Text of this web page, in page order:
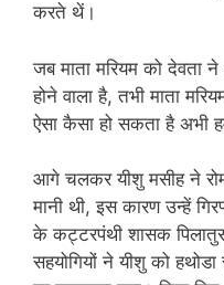
करते थें।
जब माता मरियम को
होने वाला है, तभी माता
ऐसा कैसा हो सकता है अभी
आगे चलकर यीशु मसीह ने
मानी थी, इस कारण उन्हें
के कट्टरपंथी शासक
सहयोगियों ने यीशु को